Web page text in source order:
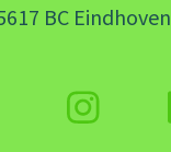
BC Eindhoven